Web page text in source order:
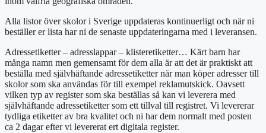
Alla listor över skolor i Sverige uppdateras kontinuerligt och när ni
beställer er lista har ni de senaste uppdateringarna med i leveransen.
Adressetiketter – adresslappar – klisteretiketter… Kärt barn har
många namn men gemensamt för dem alla är att det är praktiskt att
beställa med självhäftande adressetiketter när man köper adresser till
skolor som ska användas för till exempel reklamutskick. Oavsett
vilken typ av register som ska beställas så kan vi leverera med
självhäftande adressetiketter som ett tillval till registret. Vi levererar
tydliga etiketter av bra kvalitet och ni har dem normalt med posten
ca 2 dagar efter vi levererat ert digitala register.